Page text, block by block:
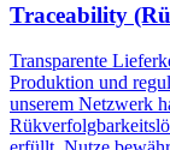
Traceability
Transparente
Produktion und
unserem Netzwerk